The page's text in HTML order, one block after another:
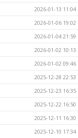
2026-01-13 11:04
2026-01-06 19:02
2026-01-04 21:59
2026-01-02 10:13
2026-01-02 09:46
2025-12-28 22:53
2025-12-23 16:35
2025-12-22 16:50
2025-12-11 16:30
2025-12-10 17:34